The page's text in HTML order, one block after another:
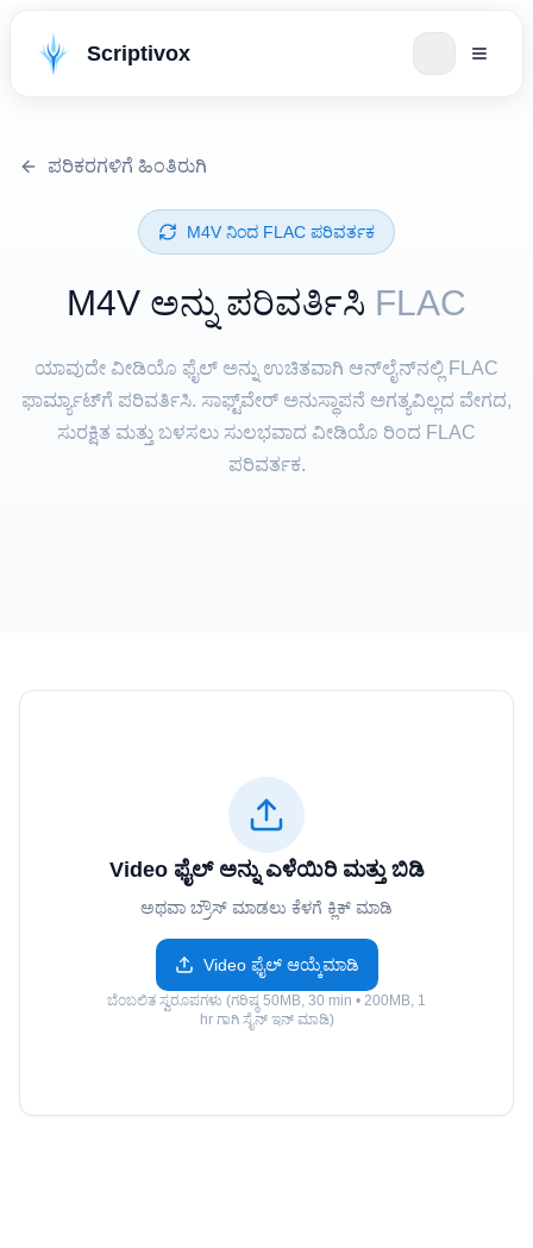
Scriptivox
ಪರಿಕರಗಳಿಗೆ ಹಿಂತಿರುಗಿ
⁦M4V⁩ ನಿಂದ ⁦FLAC⁩ ಪರಿವರ್ತಕ
⁦M4V⁩ ಅನ್ನು ಪರಿವರ್ತಿಸಿ FLAC
ಯಾವುದೇ ವೀಡಿಯೊ ಫೈಲ್ ಅನ್ನು ಉಚಿತವಾಗಿ ಆನ್‌ಲೈನ್‌ನಲ್ಲಿ FLAC
ಫಾರ್ಮ್ಯಾಟ್‌ಗೆ ಪರಿವರ್ತಿಸಿ. ಸಾಫ್ಟ್‌ವೇರ್ ಅನುಸ್ಥಾಪನೆ ಅಗತ್ಯವಿಲ್ಲದ ವೇಗದ,
ಸುರಕ್ಷಿತ ಮತ್ತು ಬಳಸಲು ಸುಲಭವಾದ ವೀಡಿಯೊ ರಿಂದ FLAC
ಪರಿವರ್ತಕ.
Video ಫೈಲ್ ಅನ್ನು ಎಳೆಯಿರಿ ಮತ್ತು ಬಿಡಿ
ಅಥವಾ ಬ್ರೌಸ್ ಮಾಡಲು ಕೆಳಗೆ ಕ್ಲಿಕ್ ಮಾಡಿ
Video ಫೈಲ್ ಆಯ್ಕೆಮಾಡಿ
ಬೆಂಬಲಿತ ಸ್ವರೂಪಗಳು (ಗರಿಷ್ಠ 50MB, 30 min • 200MB, 1
hr ಗಾಗಿ ಸೈನ್ ಇನ್ ಮಾಡಿ)